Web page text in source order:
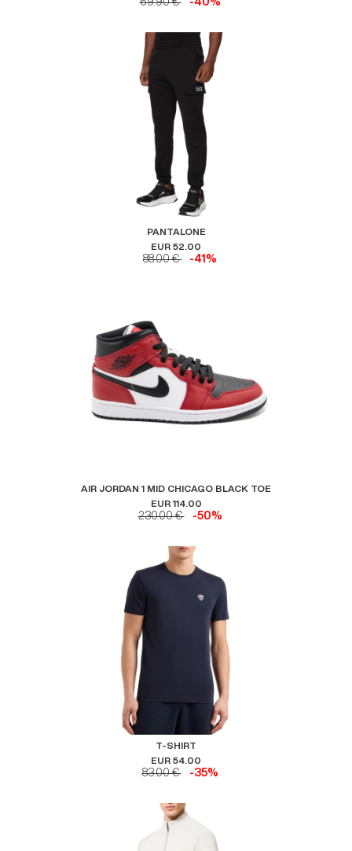
PANTALONE
EUR 52.00
88.00 € -41%
AIR JORDAN 1 MID CHICAGO BLACK TOE
EUR 114.00
230.00 € -50%
T-SHIRT
EUR 54.00
83.00 € -35%